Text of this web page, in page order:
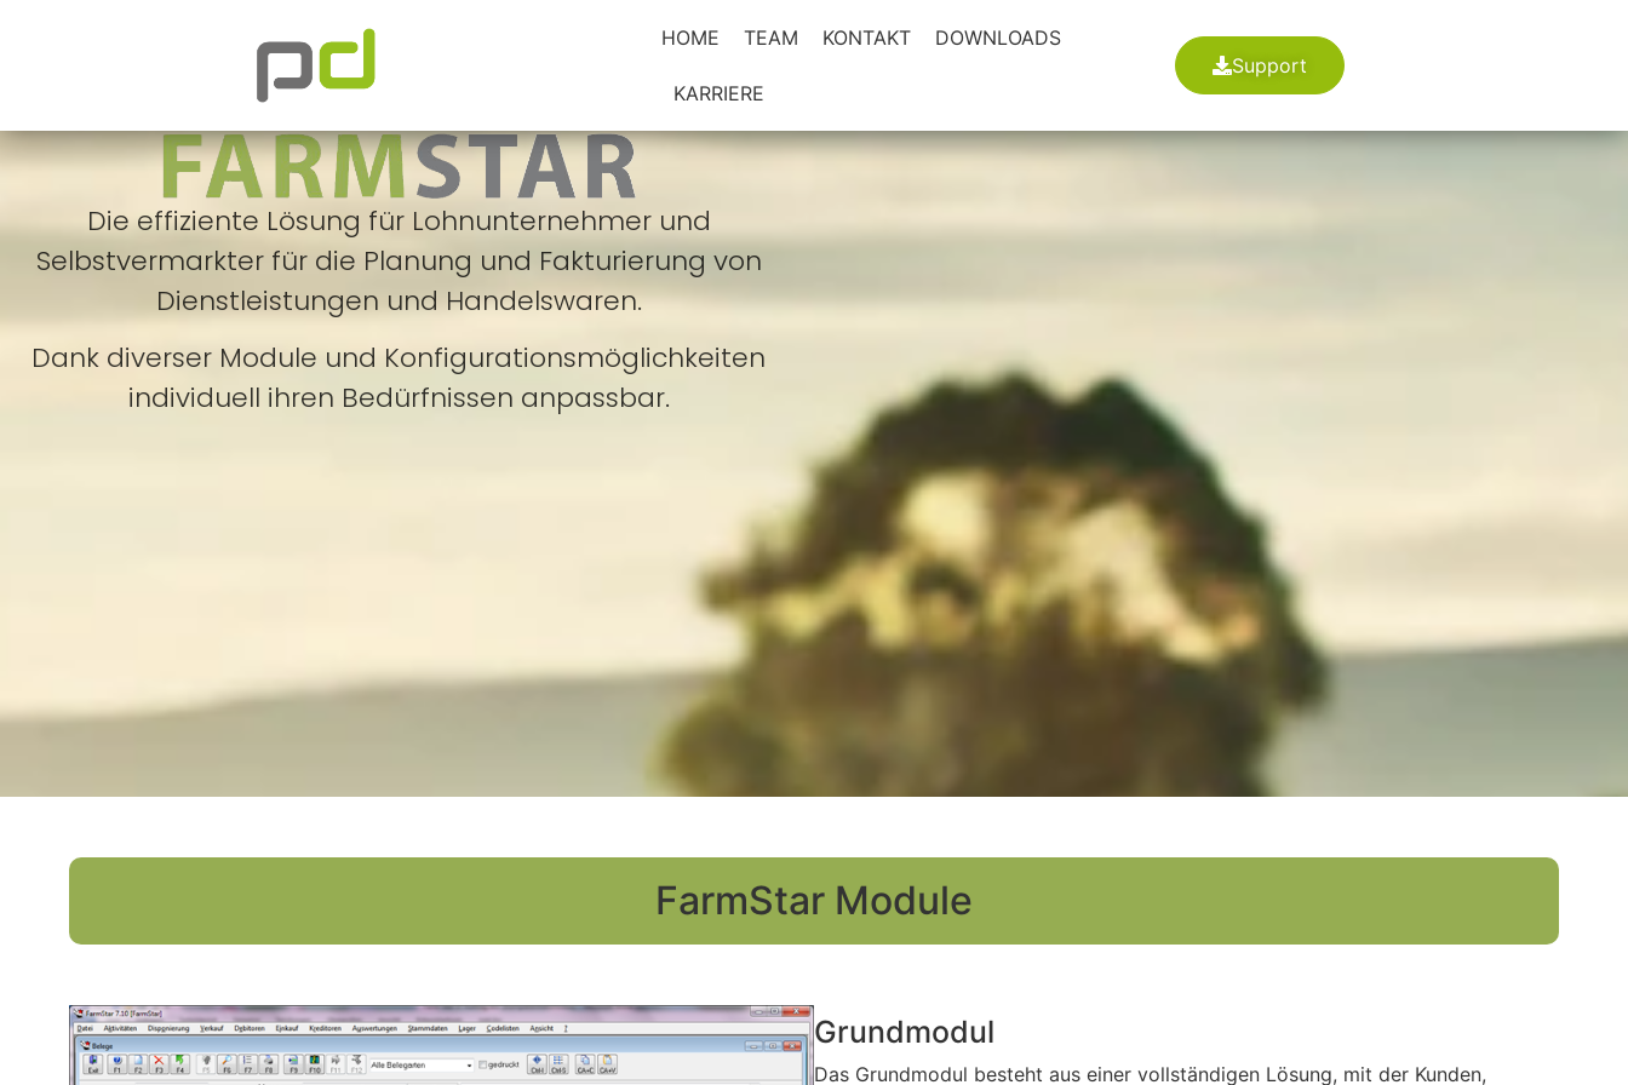
HOME TEAM KONTAKT DOWNLOADS
KARRIERE
Support
Die effiziente Lösung für Lohnunternehmer und
Selbstvermarkter für die Planung und Fakturierung von
Dienstleistungen und Handelswaren.
Dank diverser Module und Konfigurationsmöglichkeiten
individuell ihren Bedürfnissen anpassbar.
FarmStar Module
Grundmodul
Das Grundmodul besteht aus einer vollständigen Lösung, mit der Kunden,